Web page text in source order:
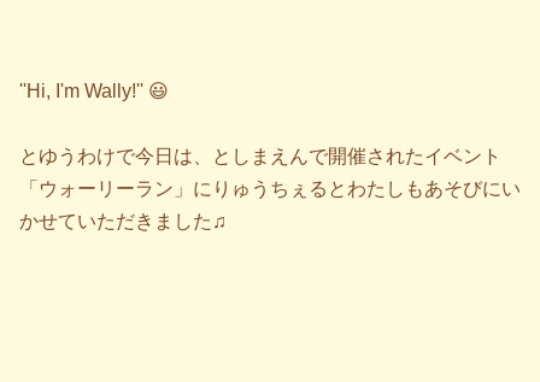
''Hi, I'm Wally!'' 😃
とゆうわけで今日は、としまえんで開催されたイベント
「ウォーリーラン」にりゅうちぇるとわたしもあそびにい
かせていただきました♫